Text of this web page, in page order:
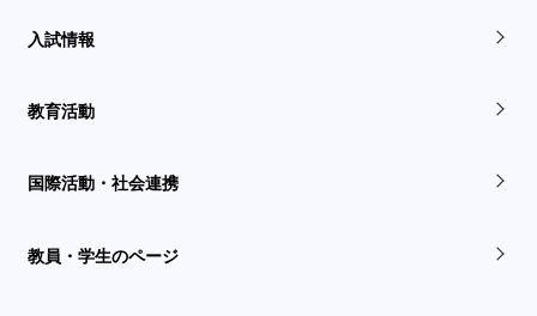
入試情報
教育活動
国際活動・社会連携
教員・学生のページ